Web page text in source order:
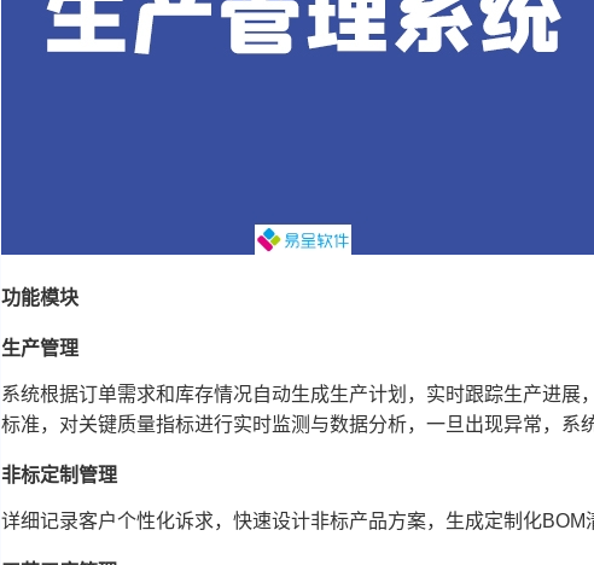
功能模块
生产管理
系统根据订单需求和库存情况自动生成生产计划，实时跟踪生产进
标准，对关键质量指标进行实时监测与数据分析，一旦出现异常，系
非标定制管理
详细记录客户个性化诉求，快速设计非标产品方案，生成定制化